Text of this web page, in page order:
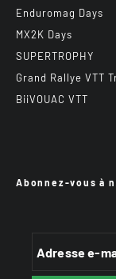
Enduromag Days
MX2K Days
SUPERTROPHY
Grand Rallye VTT
BiiVOUAC VTT
Abonnez-vous à